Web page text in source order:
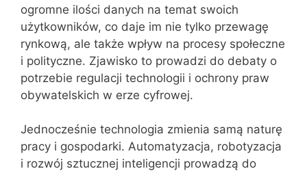
ogromne ilości danych na temat swoich
użytkowników, co daje im nie tylko przewagę
rynkową, ale także wpływ na procesy społeczne
i polityczne. Zjawisko to prowadzi do debaty o
potrzebie regulacji technologii i ochrony praw
obywatelskich w erze cyfrowej.
Jednocześnie technologia zmienia samą naturę
pracy i gospodarki. Automatyzacja, robotyzacja
i rozwój sztucznej inteligencji prowadzą do